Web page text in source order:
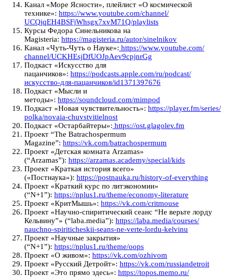
Канал «Море Ясности», плейлист «О космической
технике»: https://www.youtube.com/channel/
UCQjqEH4BSFjWhsgx7xvM71Q/playlists
Курсы Федора Синельникова на
Magisteria: https://magisteria.ru/autor/sinelnikov
Канал «Чуть-Чуть о Науке»: https://www.youtube.com/
channel/UCKHEsjDfUOJpAev9cpjnrGg
Подкаст «Искусство для
пацанчиков»: https://podcasts.apple.com/ru/podcast/
искусство-для-пацанчиков/id1371397676
Подкаст «Мысли и
методы»: https://soundcloud.com/mimpod
Подкаст «Новая чувствительность»: https://player.fm/series/
polka/novaia-chuvstvitielnost
Подкаст «Остарбайтеры»: https://ost.glagolev.fm
Проект “The Batrachospermum
Magazine”: https://vk.com/batrachospermum
Проект «Детская комната Arzamas»
(“Arzamas”): https://arzamas.academy/special/kids
Проект «Краткая история всего»
(«Постнаука»): https://postnauka.ru/history-of-everything
Проект «Краткий курс по литэкономии»
(“N+1”): https://nplus1.ru/theme/economy-literature
Проект «КритМышь»: https://vk.com/critmouse
Проект «Научно-спиритический сеанс “Не верьте лорду
Кельвину”» (“laba.media”): https://laba.media/courses/
nauchno-spiriticheskii-seans-ne-verte-lordu-kelvinu
Проект «Научные закрытия»
(“N+1”): https://nplus1.ru/theme/oops
Проект «О живом»: https://vk.com/ozhivom
Проект «Русский Детройт»: https://vk.com/russiandetroit
Проект «Это прямо здесь»: https://topos.memo.ru/